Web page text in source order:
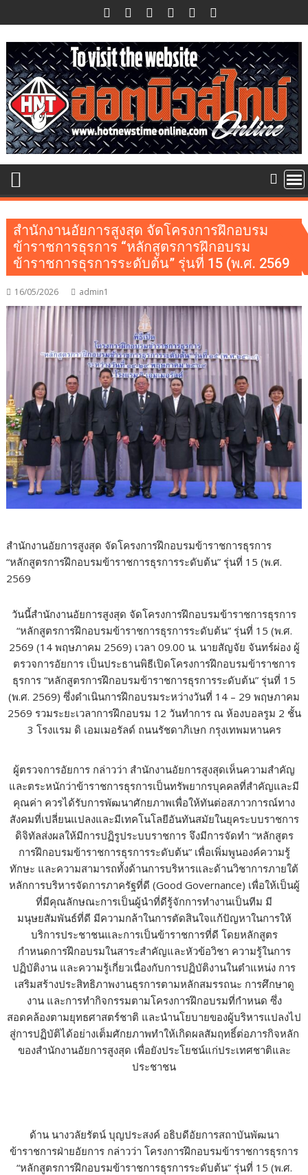
to
content
สำนักงานอัยการสูงสุด จัดโครงการฝึกอบรม
ข้าราชการธุรการ “หลักสูตรการฝึกอบรม
ข้าราชการธุรการระดับต้น” รุ่นที่ 15 (พ.ศ. 2569
16/05/2026 admin1
สำนักงานอัยการสูงสุด จัดโครงการฝึกอบรมข้าราชการธุรการ
“หลักสูตรการฝึกอบรมข้าราชการธุรการระดับต้น” รุ่นที่ 15 (พ.ศ.
2569
วันนี้สำนักงานอัยการสูงสุด จัดโครงการฝึกอบรมข้าราชการธุรการ
“หลักสูตรการฝึกอบรมข้าราชการธุรการระดับต้น” รุ่นที่ 15 (พ.ศ.
2569 (14 พฤษภาคม 2569) เวลา 09.00 น. นายสัญจัย จันทร์ผ่อง ผู้
ตรวจการอัยการ เป็นประธานพิธีเปิดโครงการฝึกอบรมข้าราชการ
ธุรการ “หลักสูตรการฝึกอบรมข้าราชการธุรการระดับต้น” รุ่นที่ 15
(พ.ศ. 2569) ซึ่งดำเนินการฝึกอบรมระหว่างวันที่ 14 – 29 พฤษภาคม
2569 รวมระยะเวลาการฝึกอบรม 12 วันทำการ ณ ห้องบอลรูม 2 ชั้น
3 โรงแรม ดิ เอมเมอรัลด์ ถนนรัชดาภิเษก กรุงเทพมหานคร
ผู้ตรวจการอัยการ กล่าวว่า สำนักงานอัยการสูงสุดเห็นความสำคัญ
และตระหนักว่าข้าราชการธุรการเป็นทรัพยากรบุคคลที่สำคัญและมี
คุณค่า ควรได้รับการพัฒนาศักยภาพเพื่อให้ทันต่อสภาวการณ์ทาง
สังคมที่เปลี่ยนแปลงและมีเทคโนโลยีอันทันสมัยในยุคระบบราชการ
ดิจิทัลส่งผลให้มีการปฏิรูประบบราชการ จึงมีการจัดทำ “หลักสูตร
การฝึกอบรมข้าราชการธุรการระดับต้น” เพื่อเพิ่มพูนองค์ความรู้
ทักษะ และความสามารถทั้งด้านการบริหารและด้านวิชาการภายใต้
หลักการบริหารจัดการภาครัฐที่ดี (Good Governance) เพื่อให้เป็นผู้
ที่มีคุณลักษณะการเป็นผู้นำที่ดีรู้จักการทำงานเป็นทีม มี
มนุษยสัมพันธ์ที่ดี มีความกล้าในการตัดสินใจแก้ปัญหาในการให้
บริการประชาชนและการเป็นข้าราชการที่ดี โดยหลักสูตร
กำหนดการฝึกอบรมในสาระสำคัญและหัวข้อวิชา ความรู้ในการ
ปฏิบัติงาน และความรู้เกี่ยวเนื่องกับการปฏิบัติงานในตำแหน่ง การ
เสริมสร้างประสิทธิภาพงานธุรการตามหลักสมรรถนะ การศึกษาดู
งาน และการทำกิจกรรมตามโครงการฝึกอบรมที่กำหนด ซึ่ง
สอดคล้องตามยุทธศาสตร์ชาติ และนำนโยบายของผู้บริหารแปลงไป
สู่การปฏิบัติได้อย่างเต็มศักยภาพทำให้เกิดผลสัมฤทธิ์ต่อภารกิจหลัก
ของสำนักงานอัยการสูงสุด เพื่อยังประโยชน์แก่ประเทศชาติและ
ประชาชน
ด้าน นางวลัยรัตน์ บุญประสงค์ อธิบดีอัยการสถาบันพัฒนา
ข้าราชการฝ่ายอัยการ กล่าวว่า โครงการฝึกอบรมข้าราชการธุรการ
“หลักสูตรการฝึกอบรมข้าราชการธุรการระดับต้น” รุ่นที่ 15 (พ.ศ.